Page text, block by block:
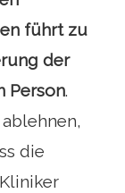
führt zu
der
Person.
die